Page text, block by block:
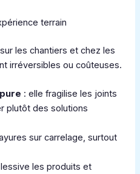
terrain
les chantiers et chez les
irréversibles ou coûteuses.
: elle fragilise les joints
plutôt des solutions
sur carrelage, surtout
les produits et